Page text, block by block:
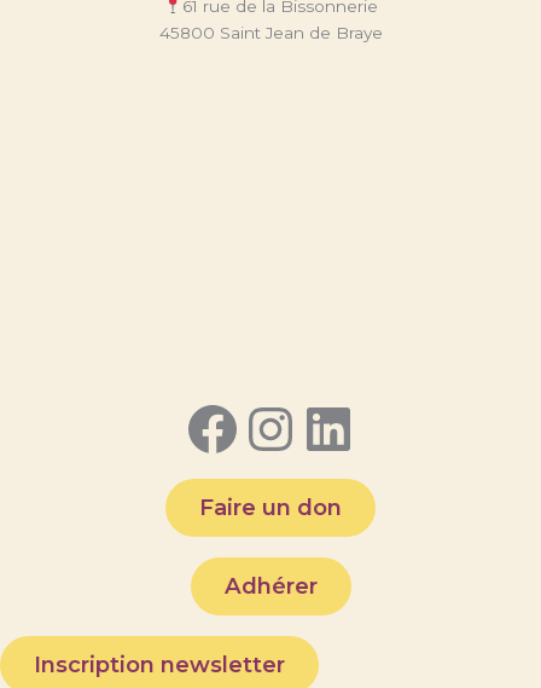
61 rue de la Bissonnerie
45800 Saint Jean de Braye
Facebook
Instagram
Faire un don
Adhérer
Inscription newsletter